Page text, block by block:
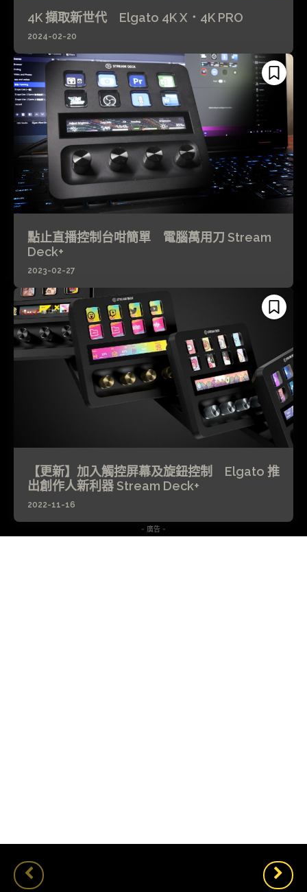
4K 擷取新世代 Elgato 4K X．4K PRO
2024-02-20
點止直播控制台咁簡單 電腦萬用刀 Stream
Deck+
2023-02-27
【更新】加入觸控屏幕及旋鈕控制 Elgato 推
出創作人新利器 Stream Deck+
2022-11-16
- 廣告 -